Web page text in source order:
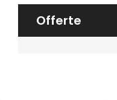
Offerte